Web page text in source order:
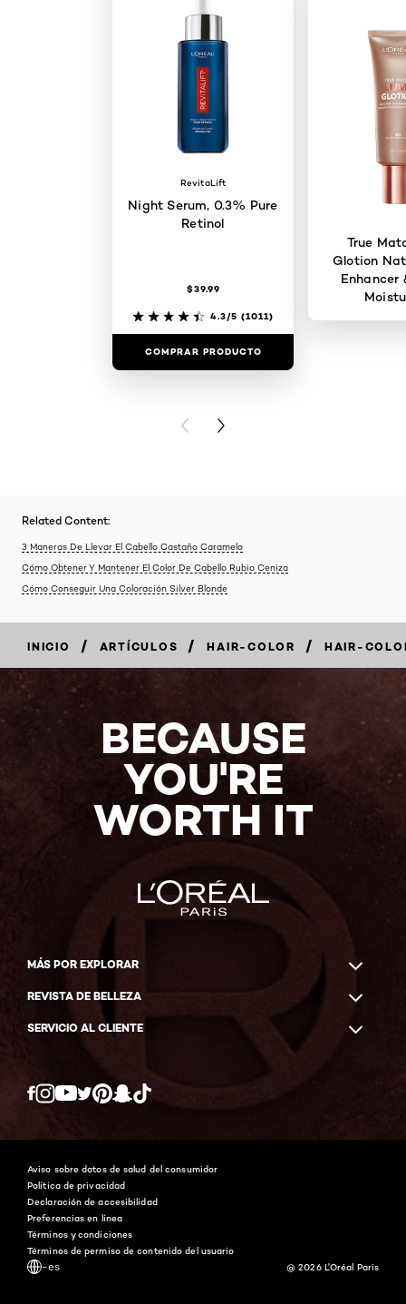
RevitaLift
Night Serum, 0.3% Pure
Retinol
$39.99
4.3/5 (1011)
COMPRAR PRODUCTO
True
Glotion
Enhancer
PREVIOUS CARD
NEXT CARD
Related Content:
3 Maneras De Llevar El Cabello Castaño Caramelo
Cómo Obtener Y Mantener El Color De Cabello Rubio Ceniza
Cómo Conseguir Una Coloración Silver Blonde
INICIO / ARTÍCULOS / HAIR-COLOR / HAIR-
BECAUSE
YOU'RE
WORTH IT
MÁS POR EXPLORAR
REVISTA DE BELLEZA
SERVICIO AL CLIENTE
Twitter
-es
Aviso sobre datos de salud del consumidor
Política de privacidad
Declaración de accesibilidad
Preferencias en línea
Términos y condiciones
Términos de permiso de contenido del usuario
@ 2026 L'Oréal Paris